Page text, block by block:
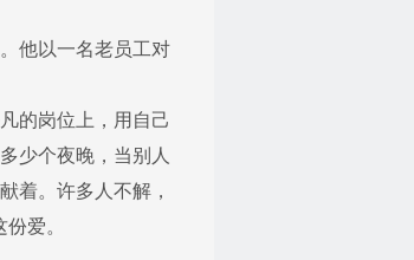
他以一名老员工对
的岗位上，用自己
少个夜晚，当别人
着。许多人不解，
爱。